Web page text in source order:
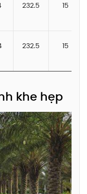
232.5 15
232.5 15
khe hẹp